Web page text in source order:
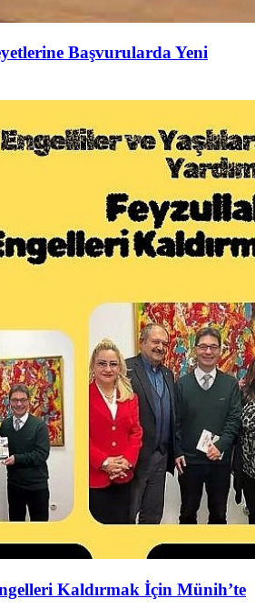
Başvurularda Yeni
Kaldırmak İçin Münih’te